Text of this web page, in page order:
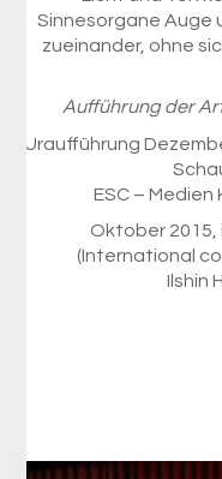
Sinnesorgane Auge
zueinander, ohne
Aufführung der
Uraufführung
ESC – Medien
Oktober 2015,
(International
Ilshin